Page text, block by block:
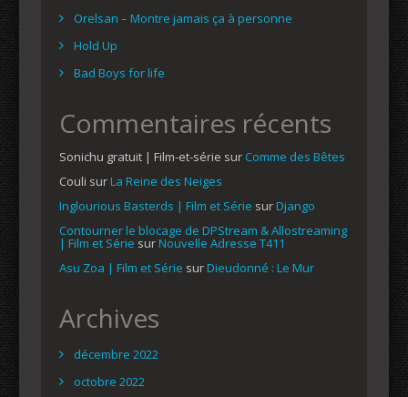
Orelsan – Montre jamais ça à personne
Hold Up
Bad Boys for life
Commentaires récents
Sonichu gratuit | Film-et-série sur Comme des Bêtes
Couli surLa Reine des Neiges
Inglourious Basterds | Film et Série surDjango
Contourner le blocage de DPStream & Allostreaming
| Film et Série surNouvelle Adresse T411
Asu Zoa | Film et Série surDieudonné : Le Mur
Archives
décembre 2022
octobre 2022